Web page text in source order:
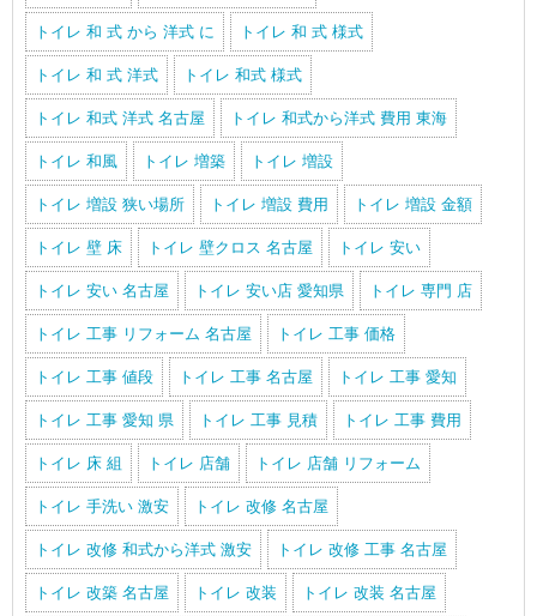
トイレ 和 式 から 洋式 に トイレ 和 式 様式
トイレ 和 式 洋式 トイレ 和式 様式
トイレ 和式 洋式 名古屋 トイレ 和式から洋式 費用 東海
トイレ 和風 トイレ 増築 トイレ 増設
トイレ 増設 狭い場所 トイレ 増設 費用 トイレ 増設 金額
トイレ 壁 床 トイレ 壁クロス 名古屋 トイレ 安い
トイレ 安い 名古屋 トイレ 安い店 愛知県 トイレ 専門 店
トイレ 工事 リフォーム 名古屋 トイレ 工事 価格
トイレ 工事 値段 トイレ 工事 名古屋 トイレ 工事 愛知
トイレ 工事 愛知 県 トイレ 工事 見積 トイレ 工事 費用
トイレ 床 組 トイレ 店舗 トイレ 店舗 リフォーム
トイレ 手洗い 激安 トイレ 改修 名古屋
トイレ 改修 和式から洋式 激安 トイレ 改修 工事 名古屋
トイレ 改築 名古屋 トイレ 改装 トイレ 改装 名古屋